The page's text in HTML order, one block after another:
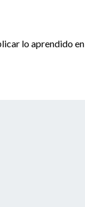
lo aprendido en